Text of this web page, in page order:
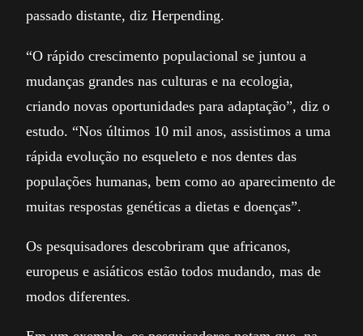
passado distante, diz Herpending.
“O rápido crescimento populacional se juntou a
mudanças grandes nas culturas e na ecologia,
criando novas oportunidades para adaptação”, diz o
estudo. “Nos últimos 10 mil anos, assistimos a uma
rápida evolução no esqueleto e nos dentes das
populações humanas, bem como ao aparecimento de
muitas respostas genéticas a dietas e doenças”.
Os pesquisadores descobriram que africanos,
europeus e asiáticos estão todos mudando, mas de
modos diferentes.